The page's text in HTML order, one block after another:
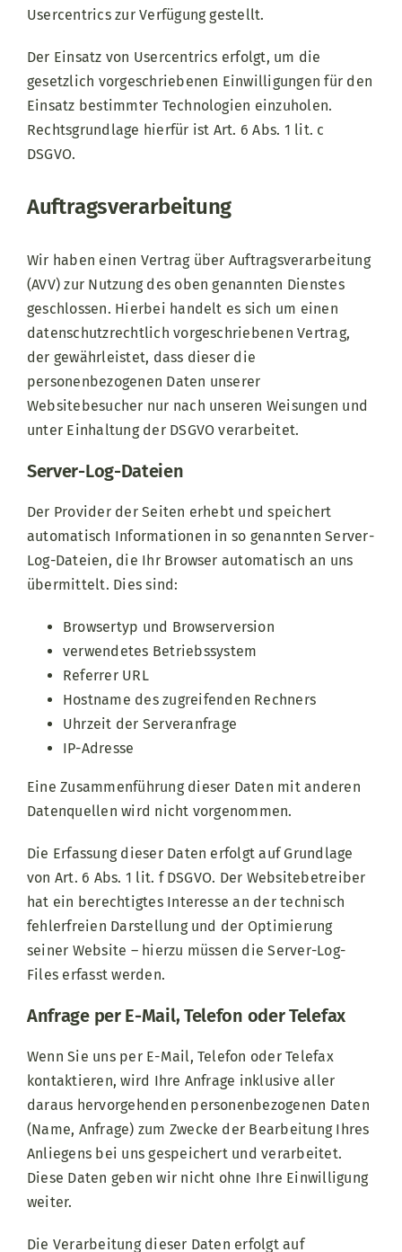
Usercentrics zur Verfügung gestellt.
Der Einsatz von Usercentrics erfolgt, um die
gesetzlich vorgeschriebenen Einwilligungen für den
Einsatz bestimmter Technologien einzuholen.
Rechtsgrundlage hierfür ist Art. 6 Abs. 1 lit. c
DSGVO.
Auftragsverarbeitung
Wir haben einen Vertrag über Auftragsverarbeitung
(AVV) zur Nutzung des oben genannten Dienstes
geschlossen. Hierbei handelt es sich um einen
datenschutzrechtlich vorgeschriebenen Vertrag,
der gewährleistet, dass dieser die
personenbezogenen Daten unserer
Websitebesucher nur nach unseren Weisungen und
unter Einhaltung der DSGVO verarbeitet.
Server-Log-Dateien
Der Provider der Seiten erhebt und speichert
automatisch Informationen in so genannten Server-
Log-Dateien, die Ihr Browser automatisch an uns
übermittelt. Dies sind:
Browsertyp und Browserversion
verwendetes Betriebssystem
Referrer URL
Hostname des zugreifenden Rechners
Uhrzeit der Serveranfrage
IP-Adresse
Eine Zusammenführung dieser Daten mit anderen
Datenquellen wird nicht vorgenommen.
Die Erfassung dieser Daten erfolgt auf Grundlage
von Art. 6 Abs. 1 lit. f DSGVO. Der Websitebetreiber
hat ein berechtigtes Interesse an der technisch
fehlerfreien Darstellung und der Optimierung
seiner Website – hierzu müssen die Server-Log-
Files erfasst werden.
Anfrage per E-Mail, Telefon oder Telefax
Wenn Sie uns per E-Mail, Telefon oder Telefax
kontaktieren, wird Ihre Anfrage inklusive aller
daraus hervorgehenden personenbezogenen Daten
(Name, Anfrage) zum Zwecke der Bearbeitung Ihres
Anliegens bei uns gespeichert und verarbeitet.
Diese Daten geben wir nicht ohne Ihre Einwilligung
weiter.
Die Verarbeitung dieser Daten erfolgt auf